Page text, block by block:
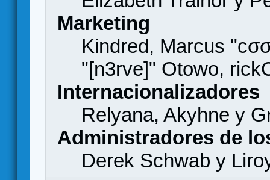
Marketing
Kindred, Marcus
"[n3rve]" Otowo,
Internacionalizadores
Relyana, Akyhne y
Administradores de
Derek Schwab y